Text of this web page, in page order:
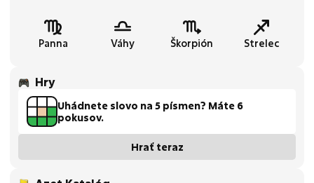
Panna Váhy Škorpión Strelec
Hry
Uhádnete slovo na 5 písmen? Máte 6
pokusov.
Hrať teraz